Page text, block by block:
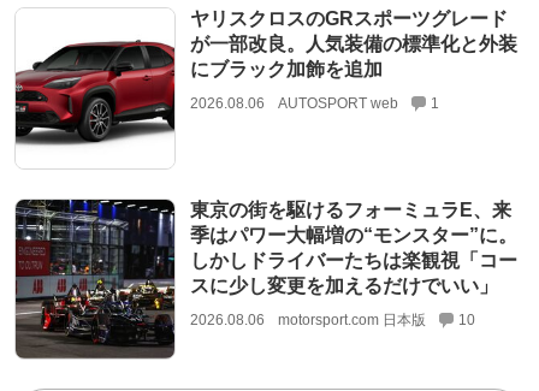
ヤリスクロスのGRスポーツグレード
が一部改良。人気装備の標準化と外装
にブラック加飾を追加
2026.08.06 AUTOSPORT web 1
東京の街を駆けるフォーミュラE、来
季はパワー大幅増の“モンスター”に。
しかしドライバーたちは楽観視「コー
スに少し変更を加えるだけでいい」
2026.08.06 motorsport.com 日本版 10